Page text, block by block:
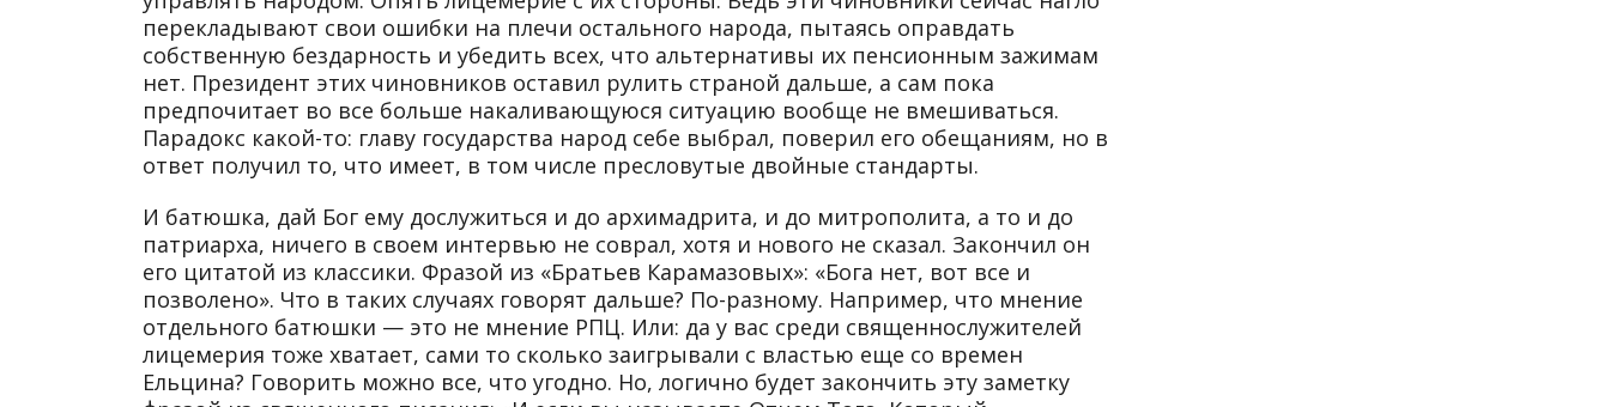
перекладывают свои ошибки на плечи остального народа, пытаясь оправдать
собственную бездарность и убедить всех, что альтернативы их пенсионным зажимам
нет. Президент этих чиновников оставил рулить страной дальше, а сам пока
предпочитает во все больше накаливающуюся ситуацию вообще не вмешиваться.
Парадокс какой-то: главу государства народ себе выбрал, поверил его обещаниям, но в
ответ получил то, что имеет, в том числе пресловутые двойные стандарты.
И батюшка, дай Бог ему дослужиться и до архимадрита, и до митрополита, а то и до
патриарха, ничего в своем интервью не соврал, хотя и нового не сказал. Закончил он
его цитатой из классики. Фразой из «Братьев Карамазовых»: «Бога нет, вот все и
позволено». Что в таких случаях говорят дальше? По-разному. Например, что мнение
отдельного батюшки — это не мнение РПЦ. Или: да у вас среди священнослужителей
лицемерия тоже хватает, сами то сколько заигрывали с властью еще со времен
Ельцина? Говорить можно все, что угодно. Но, логично будет закончить эту заметку